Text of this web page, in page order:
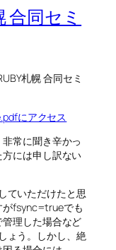
合同セミ
札幌 合同セミ
にアクセス
常に聞き辛かっ
には申し訳ない
ていただけたと思
がfsync=trueでも
理した場合など
ょう。しかし、絶